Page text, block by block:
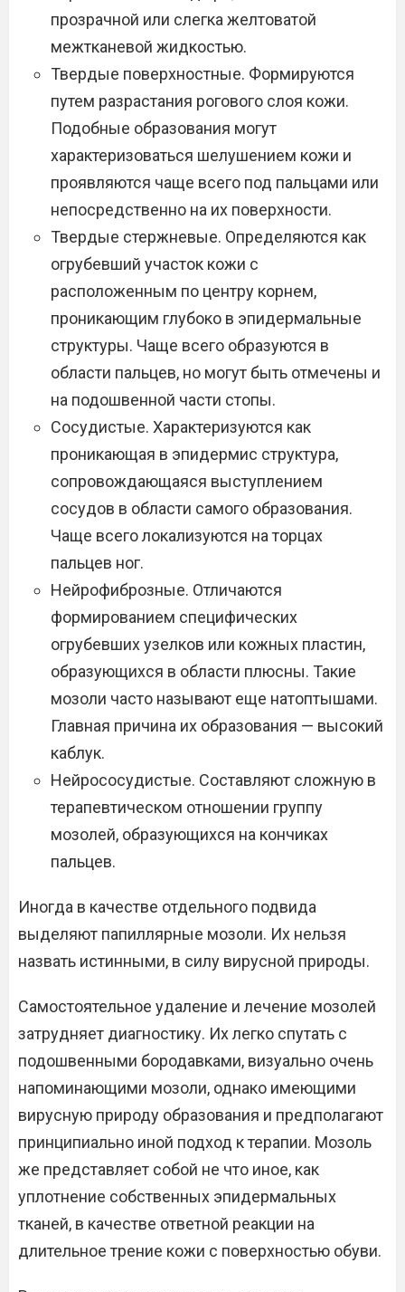
прозрачной или слегка желтоватой
межтканевой жидкостью.
Твердые поверхностные. Формируются
путем разрастания рогового слоя кожи.
Подобные образования могут
характеризоваться шелушением кожи и
проявляются чаще всего под пальцами или
непосредственно на их поверхности.
Твердые стержневые. Определяются как
огрубевший участок кожи с
расположенным по центру корнем,
проникающим глубоко в эпидермальные
структуры. Чаще всего образуются в
области пальцев, но могут быть отмечены и
на подошвенной части стопы.
Сосудистые. Характеризуются как
проникающая в эпидермис структура,
сопровождающаяся выступлением
сосудов в области самого образования.
Чаще всего локализуются на торцах
пальцев ног.
Нейрофиброзные. Отличаются
формированием специфических
огрубевших узелков или кожных пластин,
образующихся в области плюсны. Такие
мозоли часто называют еще натоптышами.
Главная причина их образования — высокий
каблук.
Нейрососудистые. Составляют сложную в
терапевтическом отношении группу
мозолей, образующихся на кончиках
пальцев.
Иногда в качестве отдельного подвида
выделяют папиллярные мозоли. Их нельзя
назвать истинными, в силу вирусной природы.
Самостоятельное удаление и лечение мозолей
затрудняет диагностику. Их легко спутать с
подошвенными бородавками, визуально очень
напоминающими мозоли, однако имеющими
вирусную природу образования и предполагают
принципиально иной подход к терапии. Мозоль
же представляет собой не что иное, как
уплотнение собственных эпидермальных
тканей, в качестве ответной реакции на
длительное трение кожи с поверхностью обуви.